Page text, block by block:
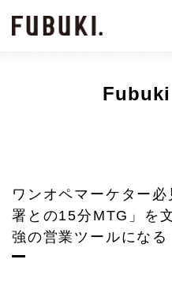
ワンオペマーケター
署との15分MTG」を
強の営業ツールになる